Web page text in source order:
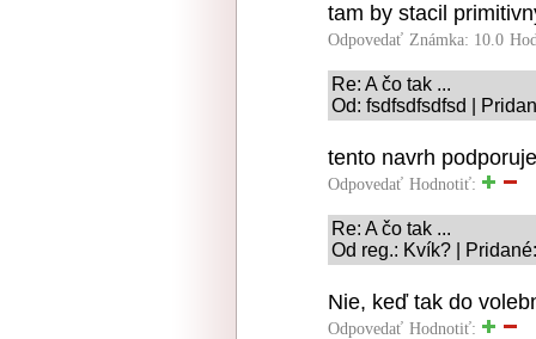
tam by stacil
Odpovedať Známka: 10.0
Re: A čo tak ...
Od: fsdfsdfsdfsd |
tento navrh
Odpovedať Hodnotiť:
Re: A čo tak ...
Od reg.: Kvík? |
Nie, keď tak do
Odpovedať Hodnotiť: